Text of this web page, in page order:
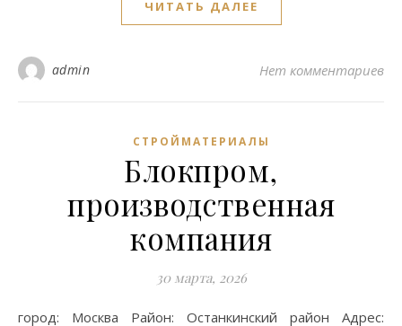
ЧИТАТЬ ДАЛЕЕ
admin Нет комментариев
СТРОЙМАТЕРИАЛЫ
Блокпром,
производственная
компания
30 марта, 2026
город: Москва Район: Останкинский район Адрес: